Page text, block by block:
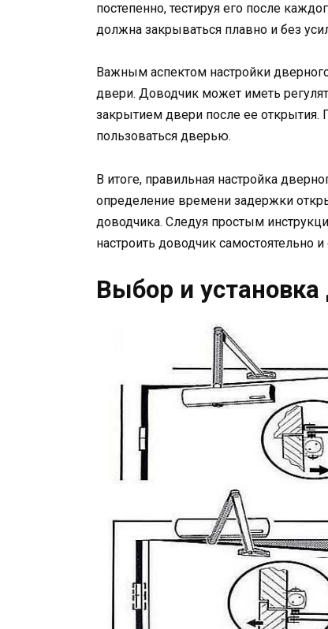
постепенно, тестируя его после
должна закрываться плавно и без
Важным аспектом настройки
двери. Доводчик может иметь
закрытием двери после ее
пользоваться дверью.
В итоге, правильная настройка
определение времени задержки
доводчика. Следуя простым
настроить доводчик самостоятельно
Выбор и